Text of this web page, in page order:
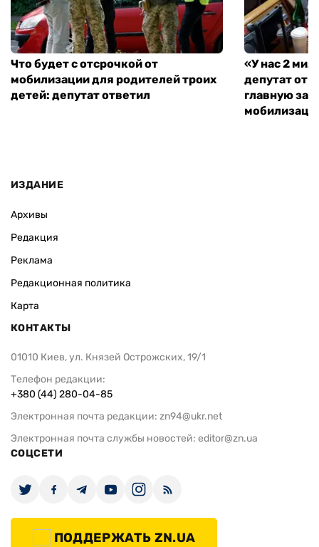
Что будет с отсрочкой от
мобилизации для родителей троих
детей: депутат ответил
«У нас 2
депутат от
главную
ИЗДАНИЕ
Архивы
Редакция
Реклама
Редакционная политика
Карта
КОНТАКТЫ
01010 Киев, ул. Князей Острожских, 19/1
Телефон редакции:
+380 (44) 280-04-85
Электронная почта редакции: zn94@ukr.net
Электронная почта службы новостей: editor@zn.ua
СОЦСЕТИ
ПОДДЕРЖАТЬ ZN.UA